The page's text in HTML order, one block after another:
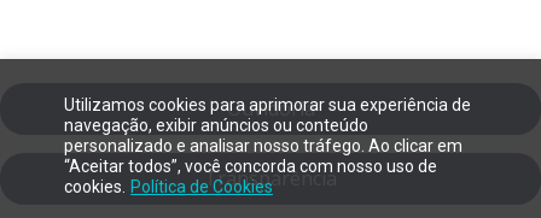
Utilizamos cookies para aprimorar sua experiência de
navegação, exibir anúncios ou conteúdo
personalizado e analisar nosso tráfego. Ao clicar em
“Aceitar todos”, você concorda com nosso uso de
cookies.
Política de Cookies
Ouvidoria
Transparência